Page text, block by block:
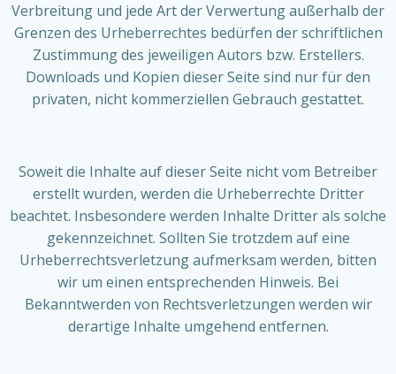
Verbreitung und jede Art der Verwertung außerhalb der
Grenzen des Urheberrechtes bedürfen der schriftlichen
Zustimmung des jeweiligen Autors bzw. Erstellers.
Downloads und Kopien dieser Seite sind nur für den
privaten, nicht kommerziellen Gebrauch gestattet.
Soweit die Inhalte auf dieser Seite nicht vom Betreiber
erstellt wurden, werden die Urheberrechte Dritter
beachtet. Insbesondere werden Inhalte Dritter als solche
gekennzeichnet. Sollten Sie trotzdem auf eine
Urheberrechtsverletzung aufmerksam werden, bitten
wir um einen entsprechenden Hinweis. Bei
Bekanntwerden von Rechtsverletzungen werden wir
derartige Inhalte umgehend entfernen.